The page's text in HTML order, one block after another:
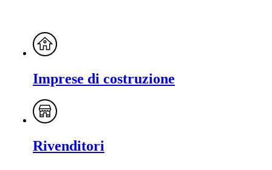
Imprese di costruzione
Rivenditori